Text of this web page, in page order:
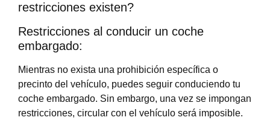
restricciones existen?
Restricciones al conducir un coche
embargado:
Mientras no exista una prohibición específica o
precinto del vehículo, puedes seguir conduciendo tu
coche embargado. Sin embargo, una vez se impongan
restricciones, circular con el vehículo será imposible.